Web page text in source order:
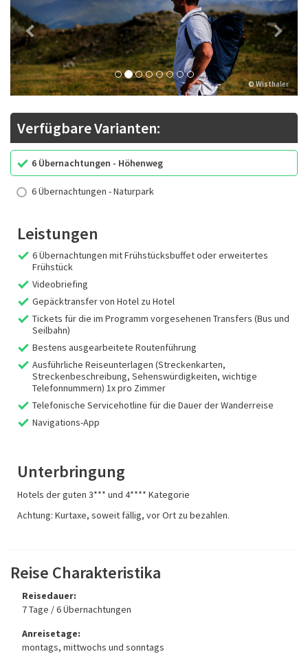
© Wisthaler
Verfügbare Varianten:
6 Übernachtungen - Höhenweg
6 Übernachtungen - Naturpark
Leistungen
6 Übernachtungen mit Frühstücksbuffet oder erweitertes
Frühstück
Videobriefing
Gepäcktransfer von Hotel zu Hotel
Tickets für die im Programm vorgesehenen Transfers (Bus und
Seilbahn)
Bestens ausgearbeitete Routenführung
Ausführliche Reiseunterlagen (Streckenkarten,
Streckenbeschreibung, Sehenswürdigkeiten, wichtige
Telefonnummern) 1x pro Zimmer
Telefonische Servicehotline für die Dauer der Wanderreise
Navigations-App
Unterbringung
Hotels der guten 3*** und 4**** Kategorie
Achtung: Kurtaxe, soweit fällig, vor Ort zu bezahlen.
Reise Charakteristika
Reisedauer:
7 Tage / 6 Übernachtungen
Anreisetage:
montags, mittwochs und sonntags